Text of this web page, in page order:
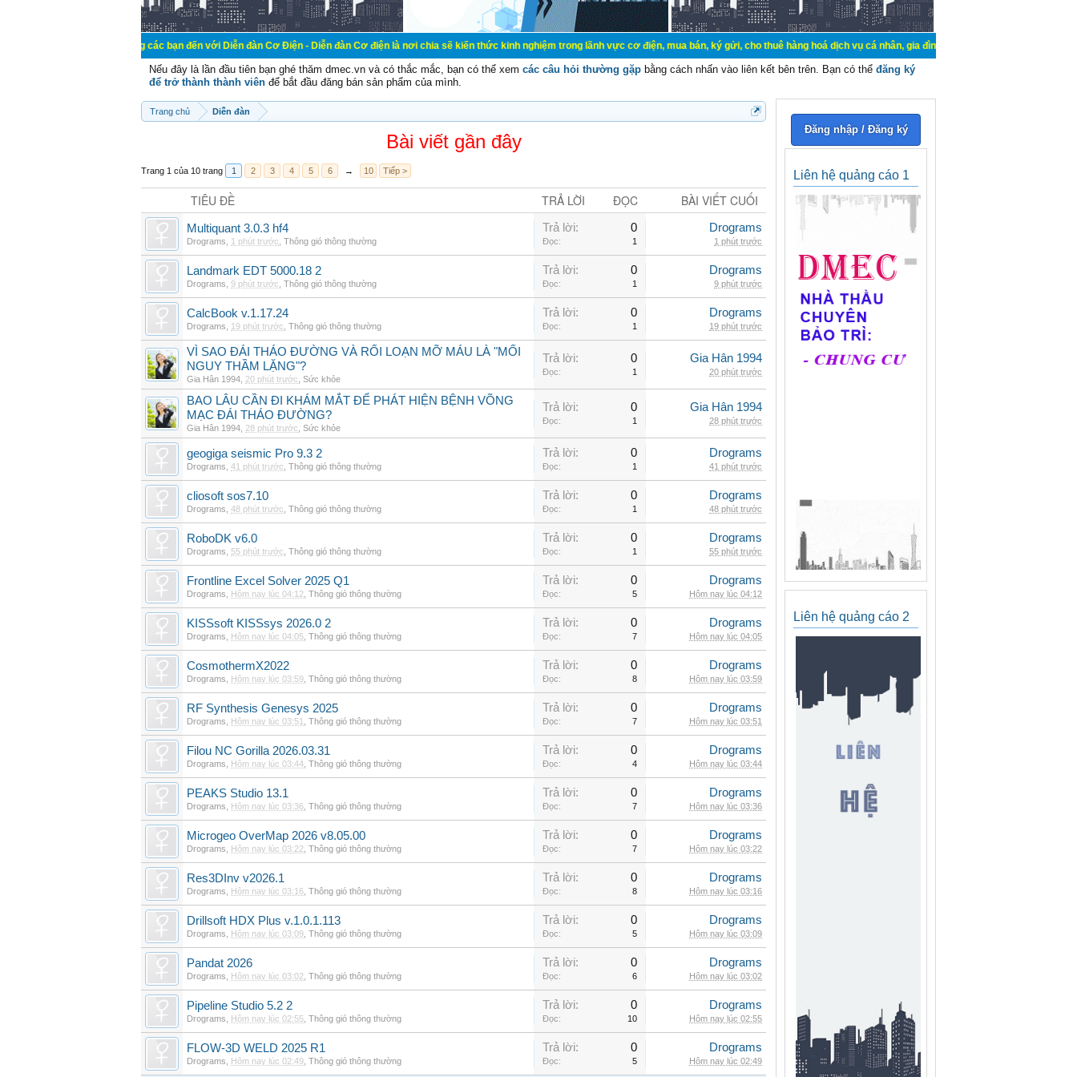
Chào mừng các bạn đến với Diễn đàn Cơ Điện - Diễn đàn Cơ điện là nơi chia sẽ kiến thức kinh nghiệm trong lãnh vực cơ điện, mua bán, ký gửi, cho thuê hàng hoá dịch vụ cá nhân, gia đình. Mua bán, ký gửi, cho thuê thiết bị
Nếu đây là lần đầu tiên bạn ghé thăm dmec.vn và có thắc mắc, bạn có thể xem các câu hỏi thường gặp bằng cách nhấn vào liên kết bên trên. Bạn có thể đăng ký
để trở thành thành viên để bắt đầu đăng bán sản phẩm của mình.
Trang chủ Diễn đàn
Bài viết gần đây
Trang 1 của 10 trang 1 2 3 4 5 6 → 10 Tiếp >
TIÊU ĐỀ TRẢ LỜI ĐỌC BÀI VIẾT CUỐI
Multiquant 3.0.3 hf4
Drograms 1 phút trước Thông gió thông thường
Trả lời: 0
Đọc: 1
Drograms
1 phút trước
Landmark EDT 5000.18 2
Drograms 9 phút trước Thông gió thông thường
Trả lời: 0
Đọc: 1
Drograms
9 phút trước
CalcBook v.1.17.24
Drograms 19 phút trước Thông gió thông thường
Trả lời: 0
Đọc: 1
Drograms
19 phút trước
VÌ SAO ĐÁI THÁO ĐƯỜNG VÀ RỐI LOẠN MỠ MÁU LÀ "MỐI
NGUY THẦM LẶNG"?
Gia Hân 1994 20 phút trước Sức khỏe
Trả lời: 0
Đọc: 1
Gia Hân 1994
20 phút trước
BAO LÂU CẦN ĐI KHÁM MẮT ĐỂ PHÁT HIỆN BỆNH VÕNG
MẠC ĐÁI THÁO ĐƯỜNG?
Gia Hân 1994 28 phút trước Sức khỏe
Trả lời: 0
Đọc: 1
Gia Hân 1994
28 phút trước
geogiga seismic Pro 9.3 2
Drograms 41 phút trước Thông gió thông thường
Trả lời: 0
Đọc: 1
Drograms
41 phút trước
cliosoft sos7.10
Drograms 48 phút trước Thông gió thông thường
Trả lời: 0
Đọc: 1
Drograms
48 phút trước
RoboDK v6.0
Drograms 55 phút trước Thông gió thông thường
Trả lời: 0
Đọc: 1
Drograms
55 phút trước
Frontline Excel Solver 2025 Q1
Drograms Hôm nay lúc 04:12 Thông gió thông thường
Trả lời: 0
Đọc: 5
Drograms
Hôm nay lúc 04:12
KISSsoft KISSsys 2026.0 2
Drograms Hôm nay lúc 04:05 Thông gió thông thường
Trả lời: 0
Đọc: 7
Drograms
Hôm nay lúc 04:05
CosmothermX2022
Drograms Hôm nay lúc 03:59 Thông gió thông thường
Trả lời: 0
Đọc: 8
Drograms
Hôm nay lúc 03:59
RF Synthesis Genesys 2025
Drograms Hôm nay lúc 03:51 Thông gió thông thường
Trả lời: 0
Đọc: 7
Drograms
Hôm nay lúc 03:51
Filou NC Gorilla 2026.03.31
Drograms Hôm nay lúc 03:44 Thông gió thông thường
Trả lời: 0
Đọc: 4
Drograms
Hôm nay lúc 03:44
PEAKS Studio 13.1
Drograms Hôm nay lúc 03:36 Thông gió thông thường
Trả lời: 0
Đọc: 7
Drograms
Hôm nay lúc 03:36
Microgeo OverMap 2026 v8.05.00
Drograms Hôm nay lúc 03:22 Thông gió thông thường
Trả lời: 0
Đọc: 7
Drograms
Hôm nay lúc 03:22
Res3DInv v2026.1
Drograms Hôm nay lúc 03:16 Thông gió thông thường
Trả lời: 0
Đọc: 8
Drograms
Hôm nay lúc 03:16
Drillsoft HDX Plus v.1.0.1.113
Drograms Hôm nay lúc 03:09 Thông gió thông thường
Trả lời: 0
Đọc: 5
Drograms
Hôm nay lúc 03:09
Pandat 2026
Drograms Hôm nay lúc 03:02 Thông gió thông thường
Trả lời: 0
Đọc: 6
Drograms
Hôm nay lúc 03:02
Pipeline Studio 5.2 2
Drograms Hôm nay lúc 02:55 Thông gió thông thường
Trả lời: 0
Đọc: 10
Drograms
Hôm nay lúc 02:55
FLOW-3D WELD 2025 R1
Drograms Hôm nay lúc 02:49 Thông gió thông thường
Trả lời: 0
Đọc: 5
Drograms
Hôm nay lúc 02:49
Đăng nhập / Đăng ký
Liên hệ quảng cáo 1
Liên hệ quảng cáo 2